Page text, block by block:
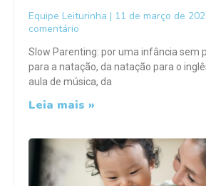
Equipe Leiturinha 11 de março de
comentário
Slow Parenting: por uma infância sem
para a natação, da natação para o
aula de música, da
Leia mais »